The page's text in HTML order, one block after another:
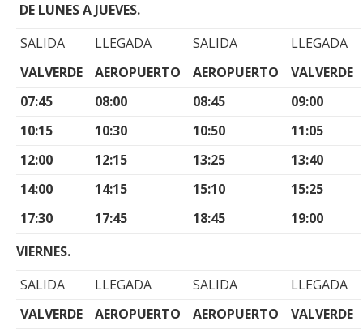
DE LUNES A JUEVES.
SALIDA
LLEGADA SALIDA
LLEGADA
VALVERDE
AEROPUERTO AEROPUERTO
VALVERDE
07:45
08:00 08:45
09:00
10:15
10:30 10:50
11:05
12:00
12:15 13:25
13:40
14:00
14:15 15:10
15:25
17:30
17:45 18:45
19:00
VIERNES.
SALIDA
LLEGADA SALIDA
LLEGADA
VALVERDE
AEROPUERTO AEROPUERTO
VALVERDE